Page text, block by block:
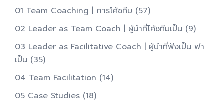
01 Team Coaching | การโค้ชทีม (57)
02 Leader as Team Coach | ผู้นำที่โค้ชทีมเป็น​ (9)
03 Leader as Facilitative Coach | ผู้นำที่ฟังเป็น ฟา
เป็น​ (35)
04 Team Facilitation (14)
05 Case Studies (18)